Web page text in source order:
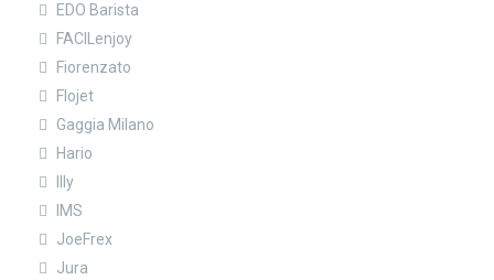
EDO Barista
FACILenjoy
Fiorenzato
Flojet
Gaggia Milano
Hario
Illy
IMS
JoeFrex
Jura